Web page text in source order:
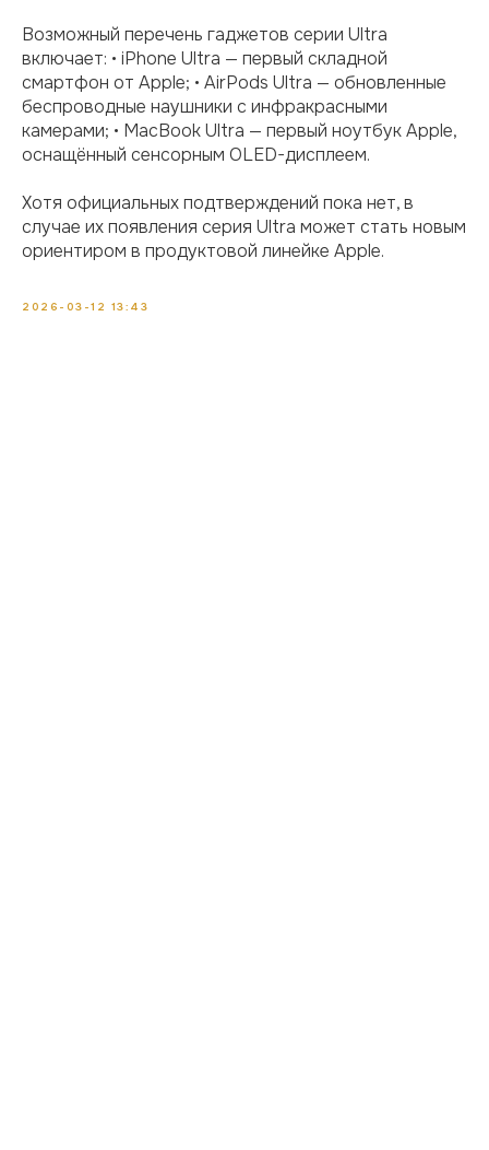
Возможный перечень гаджетов серии Ultra
включает: • iPhone Ultra — первый складной
смартфон от Apple; • AirPods Ultra — обновленные
беспроводные наушники с инфракрасными
камерами; • MacBook Ultra — первый ноутбук Apple,
оснащённый сенсорным OLED-дисплеем.
Хотя официальных подтверждений пока нет, в
случае их появления серия Ultra может стать новым
ориентиром в продуктовой линейке Apple.
2026-03-12 13:43